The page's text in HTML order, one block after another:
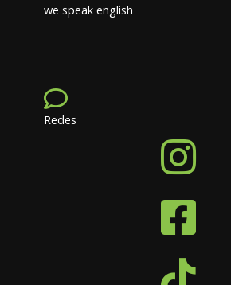
we speak english
Redes